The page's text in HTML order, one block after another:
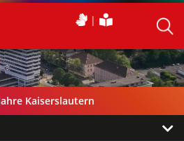
Kaiserslautern